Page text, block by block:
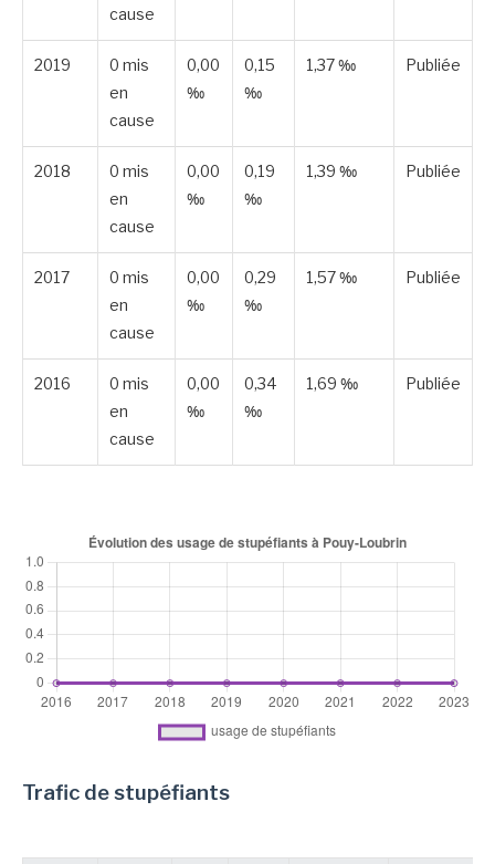
cause
2019
0 mis
en
cause
0,00
‰
0,15
‰
1,37 ‰ Publiée
2018
0 mis
en
cause
0,00
‰
0,19
‰
1,39 ‰ Publiée
2017
0 mis
en
cause
0,00
‰
0,29
‰
1,57 ‰ Publiée
2016
0 mis
en
cause
0,00
‰
0,34
‰
1,69 ‰ Publiée
Trafic de stupéfiants